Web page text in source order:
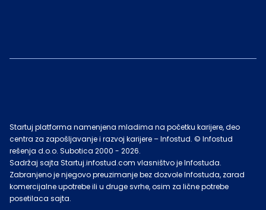
Startuj platforma namenjena mladima na početku karijere, deo
centra za zapošljavanje i razvoj karijere – Infostud. © Infostud
rešenja d.o.o. Subotica 2000 - 2026.
Sadržaj sajta Startuj.infostud.com vlasništvo je Infostuda.
Zabranjeno je njegovo preuzimanje bez dozvole Infostuda, zarad
komercijalne upotrebe ili u druge svrhe, osim za lične potrebe
posetilaca sajta.